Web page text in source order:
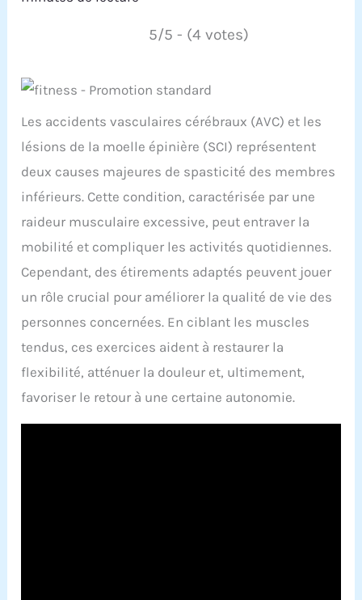
5/5 - (4 votes)
Les accidents vasculaires cérébraux (AVC) et les
lésions de la moelle épinière (SCI) représentent
deux causes majeures de spasticité des membres
inférieurs. Cette condition, caractérisée par une
raideur musculaire excessive, peut entraver la
mobilité et compliquer les activités quotidiennes.
Cependant, des étirements adaptés peuvent jouer
un rôle crucial pour améliorer la qualité de vie des
personnes concernées. En ciblant les muscles
tendus, ces exercices aident à restaurer la
flexibilité, atténuer la douleur et, ultimement,
favoriser le retour à une certaine autonomie.